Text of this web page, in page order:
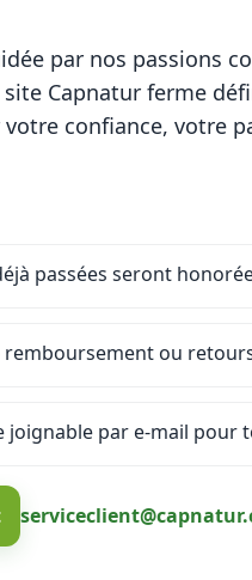
par nos passions
Capnatur ferme
confiance, votre
passées seront
remboursement ou
joignable par e-mail pour